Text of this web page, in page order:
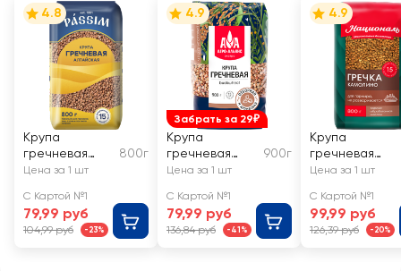
4.8
Крупа
гречневая
PASSIM
высший сорт
800г
Цена за 1 шт
С Картой №1
79,99 руб
104,99 руб -23%
Забрать за 29₽
4.9
Крупа
гречневая
АГРО-АЛЬЯНС
Элитная
высший сорт
900г
Цена за 1 шт
С Картой №1
79,99 руб
136,84 руб -41%
4.9
Крупа
гречневая
НАЦИОНАЛЬ
Цена за 1 шт
С Картой №1
99,99 руб
126,39 руб -20%